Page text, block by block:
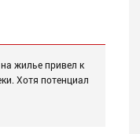
жилье привел к
Хотя потенциал